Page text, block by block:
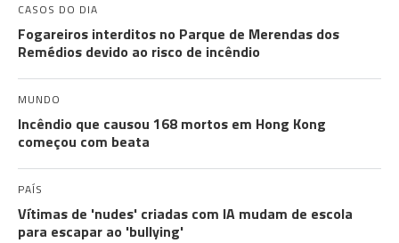
CASOS DO DIA
Fogareiros interditos no Parque de Merendas dos
Remédios devido ao risco de incêndio
MUNDO
Incêndio que causou 168 mortos em Hong Kong
começou com beata
PAÍS
Vítimas de 'nudes' criadas com IA mudam de escola
para escapar ao 'bullying'